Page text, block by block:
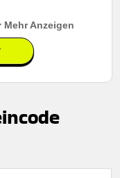
Mehr Anzeigen